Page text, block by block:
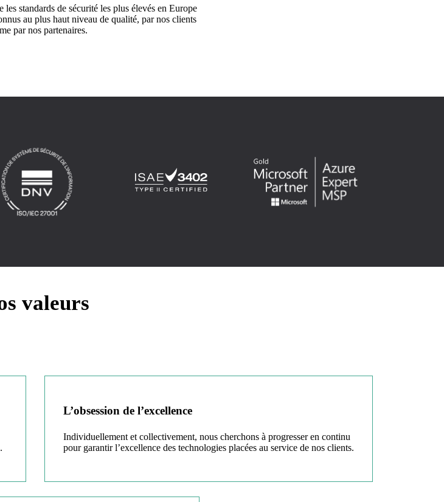
standards de sécurité les plus élevés en Europe
au plus haut niveau de qualité, par nos clients
par nos partenaires.
valeurs
L’obsession de l’excellence
Individuellement et collectivement, nous cherchons à progresser en continu
pour garantir l’excellence des technologies placées au service de nos clients.